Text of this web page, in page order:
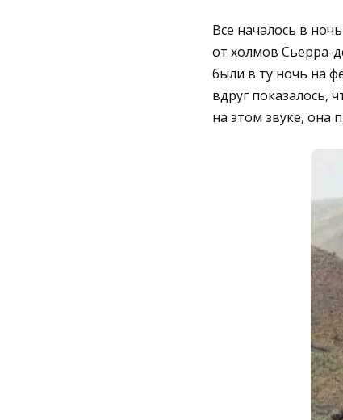
Все началось в
от холмов Сьерра-
были в ту ночь на
вдруг показалось,
на этом звуке, она